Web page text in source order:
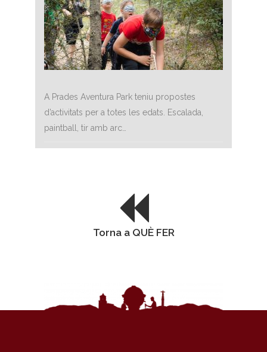
A Prades Aventura Park teniu propostes
d’activitats per a totes les edats. Escalada,
paintball, tir amb arc…
Torna a QUÈ FER